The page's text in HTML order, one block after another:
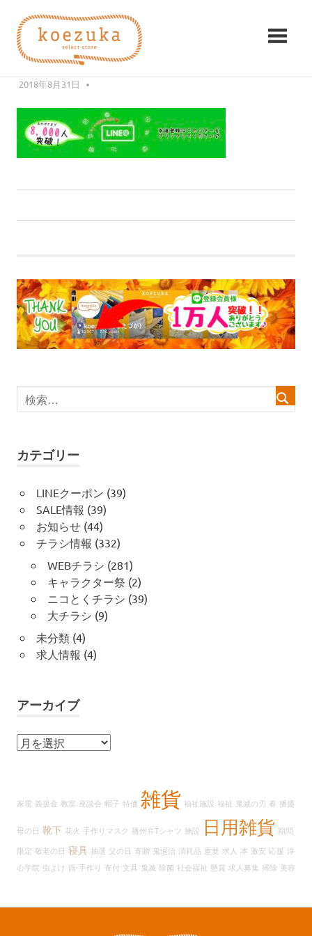
ツ
koezuka（こ
か）
つ
シ
ア
ワ
4F430AEE-579A-447E-AC74-
483544671BD9
2018年8月31日
ビ
ゲ
ー
シ
ョ
ン
の
カテゴリー
LINEクーポン (39)
SALE情報 (39)
お知らせ(44)
チラシ情報 (332)
WEBチラシ (281)
キャラクター祭 (2)
ニコとくチラシ (39)
大チラシ (9)
未分類(4)
求人情報 (4)
アーカイブ
ア
ブ
家電 義援金 教室 座談会 帽子 特価 雑貨 福祉施設 福祉 鬼滅の刃 春 播盛
母の日 靴下 花火 手作りマスク 播州弁Tシャツ 施設 日用雑貨 期間
限定 敬老の日 寝具 抽選 父の日 寄贈 鬼退治 消耗品 重要 求人 本 激安 応援 淳
心学院 虫よけ 雨 手作り 寄付 文具 鬼滅 除菌 社会福祉 懸賞 求人募集 掃除 美容